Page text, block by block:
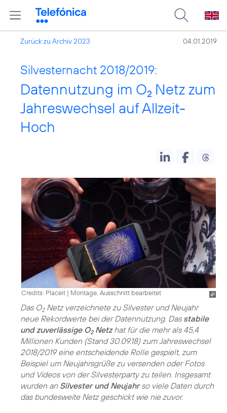
Zurück zu Archiv 2023 04.01.2019
Silvesternacht 2018/2019:
Datennutzung im O2 Netz zum
Jahreswechsel auf Allzeit-
Hoch
Credits: Placeit | Montage, Ausschnitt bearbeitet
Das O2Netz verzeichnete zu Silvester und Neujahr
neue Rekordwerte bei der Datennutzung. Das stabile
und zuverlässige O2Netzhat für die mehr als 45,4
Millionen Kunden (Stand 30.09.18) zum Jahreswechsel
2018/2019 eine entscheidende Rolle gespielt, zum
Beispiel um Neujahrsgrüße zu versenden oder Fotos
und Videos von der Silvesterparty zu teilen. Insgesamt
wurden an Silvester und Neujahrso viele Daten durch
das bundesweite Netz geschickt wie nie zuvor.